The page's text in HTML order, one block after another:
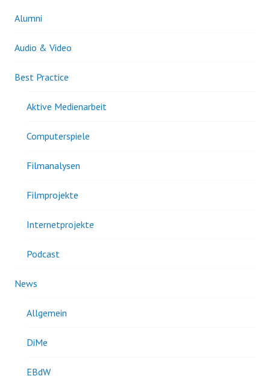
Alumni
Audio & Video
Best Practice
Aktive Medienarbeit
Computerspiele
Filmanalysen
Filmprojekte
Internetprojekte
Podcast
News
Allgemein
DiMe
EBdW